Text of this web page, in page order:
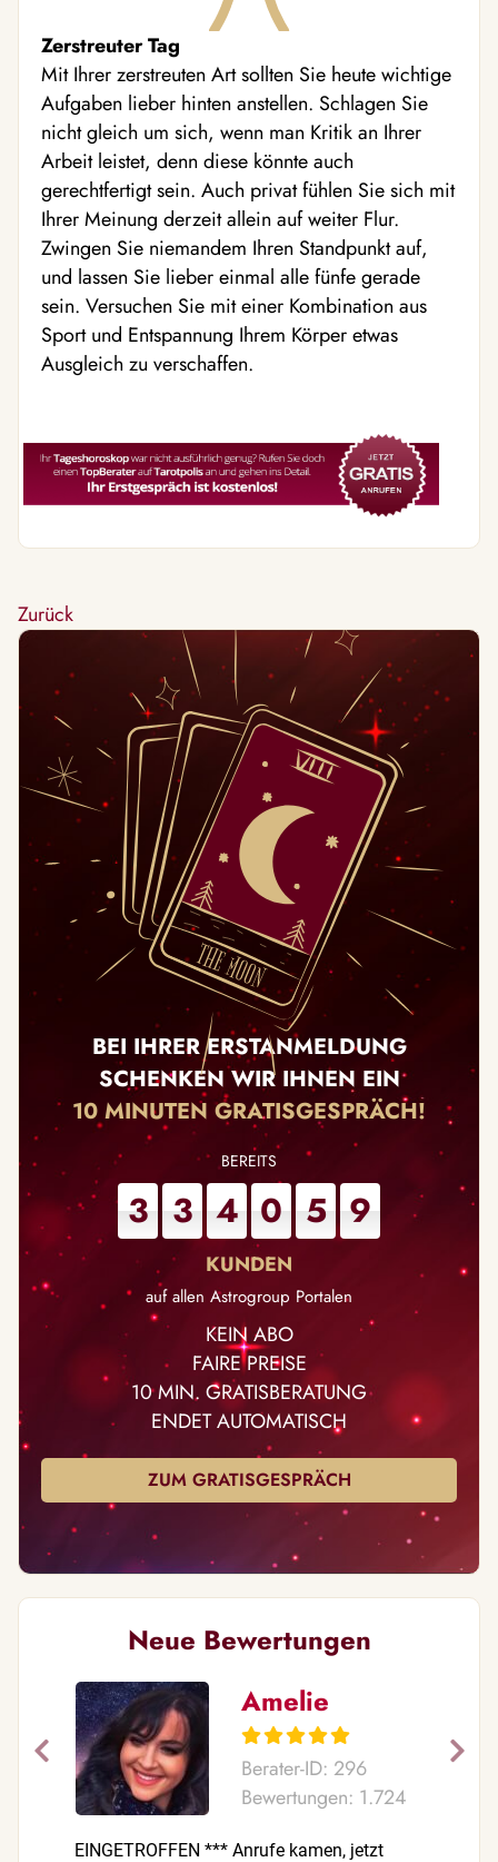
Zerstreuter Tag
Mit Ihrer zerstreuten Art sollten Sie heute wichtige
Aufgaben lieber hinten anstellen. Schlagen Sie
nicht gleich um sich, wenn man Kritik an Ihrer
Arbeit leistet, denn diese könnte auch
gerechtfertigt sein. Auch privat fühlen Sie sich mit
Ihrer Meinung derzeit allein auf weiter Flur.
Zwingen Sie niemandem Ihren Standpunkt auf,
und lassen Sie lieber einmal alle fünfe gerade
sein. Versuchen Sie mit einer Kombination aus
Sport und Entspannung Ihrem Körper etwas
Ausgleich zu verschaffen.
Zurück
BEI IHRER ERSTANMELDUNG
SCHENKEN WIR IHNEN EIN
10 MINUTEN GRATISGESPRÄCH!
3 3 4 0 5 9
auf allen Astrogroup Portalen
KEIN ABO
FAIRE PREISE
10 MIN. GRATISBERATUNG
ENDET AUTOMATISCH
ZUM GRATISGESPRÄCH
Neue Bewertungen
Amelie
Berater-ID: 296
Bewertungen: 1.724
EINGETROFFEN *** Anrufe kamen, jetzt